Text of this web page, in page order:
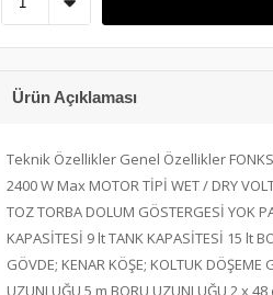
Ürün Açıklaması
Teknik Özellikler Genel Özellikler
2400 W Max MOTOR TİPİ WET / DRY
TOZ TORBA DOLUM GÖSTERGESİ YOK
KAPASİTESİ 9 lt TANK KAPASİTESİ 15 lt
GÖVDE; KENAR KÖŞE; KOLTUK DÖŞEME
UZUNLUĞU 5 m BORU UZUNLUĞU 2 x